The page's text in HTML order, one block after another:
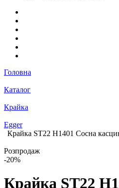
Головна
Каталог
Крайка
Egger
Крайка ST22 H1401 Сосна
Розпродаж
-20%
Крайка ST22